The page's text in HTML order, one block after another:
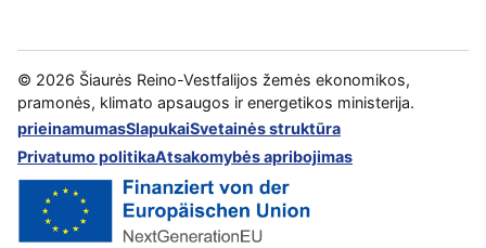
© 2026 Šiaurės Reino-Vestfalijos žemės ekonomikos,
pramonės, klimato apsaugos ir energetikos ministerija.
prieinamumasSlapukaiSvetainės struktūra
Privatumo politikaAtsakomybės apribojimas